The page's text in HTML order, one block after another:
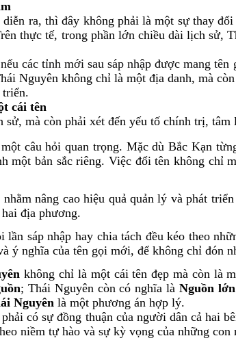
ra, thì đây không phải là một sự thay
thực tế, trong phần lớn chiều dài lịch sử,
các tỉnh mới sau sáp nhập được mang
Nguyên không chỉ là một địa danh, mà
cái tên
mà còn phải xét đến yếu tố chính trị, tâm
câu hỏi quan trọng. Mặc dù Bắc Kạn
bản sắc riêng. Việc đổi tên không chỉ
nhằm nâng cao hiệu quả quản lý và phát
địa phương.
lần sáp nhập hay chia tách đều kéo theo
ý nghĩa của tên gọi mới, để không chỉ đón
không chỉ là một cái tên đẹp mà còn là
; Thái Nguyên còn có nghĩa là Nguồn lớn
Nguyên là một phương án hợp lý.
có sự đồng thuận của người dân cả hai
niềm tự hào và sự kỳ vọng của những con